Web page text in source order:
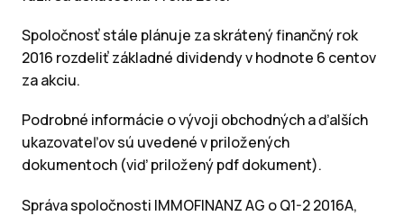
Spoločnosť stále plánuje za skrátený finančný rok
2016 rozdeliť základné dividendy v hodnote 6 centov
za akciu.
Podrobné informácie o vývoji obchodných a ďalších
ukazovateľov sú uvedené v priložených
dokumentoch (viď priložený pdf dokument).
Správa spoločnosti IMMOFINANZ AG o Q1-2 2016A,